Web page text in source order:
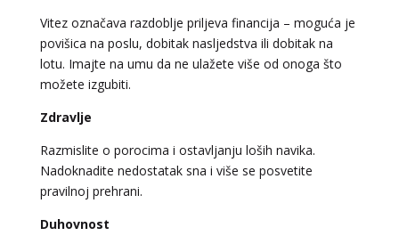
Vitez označava razdoblje priljeva financija – moguća je
povišica na poslu, dobitak nasljedstva ili dobitak na
lotu. Imajte na umu da ne ulažete više od onoga što
možete izgubiti.
Zdravlje
Razmislite o porocima i ostavljanju loših navika.
Nadoknadite nedostatak sna i više se posvetite
pravilnoj prehrani.
Duhovnost
/ Kod 64
Tarot savjetnik je slobodan
TEHNIKE:vedska astrologija (jyotish), reiki, tarot, oracle
karte, duhovni razgovori